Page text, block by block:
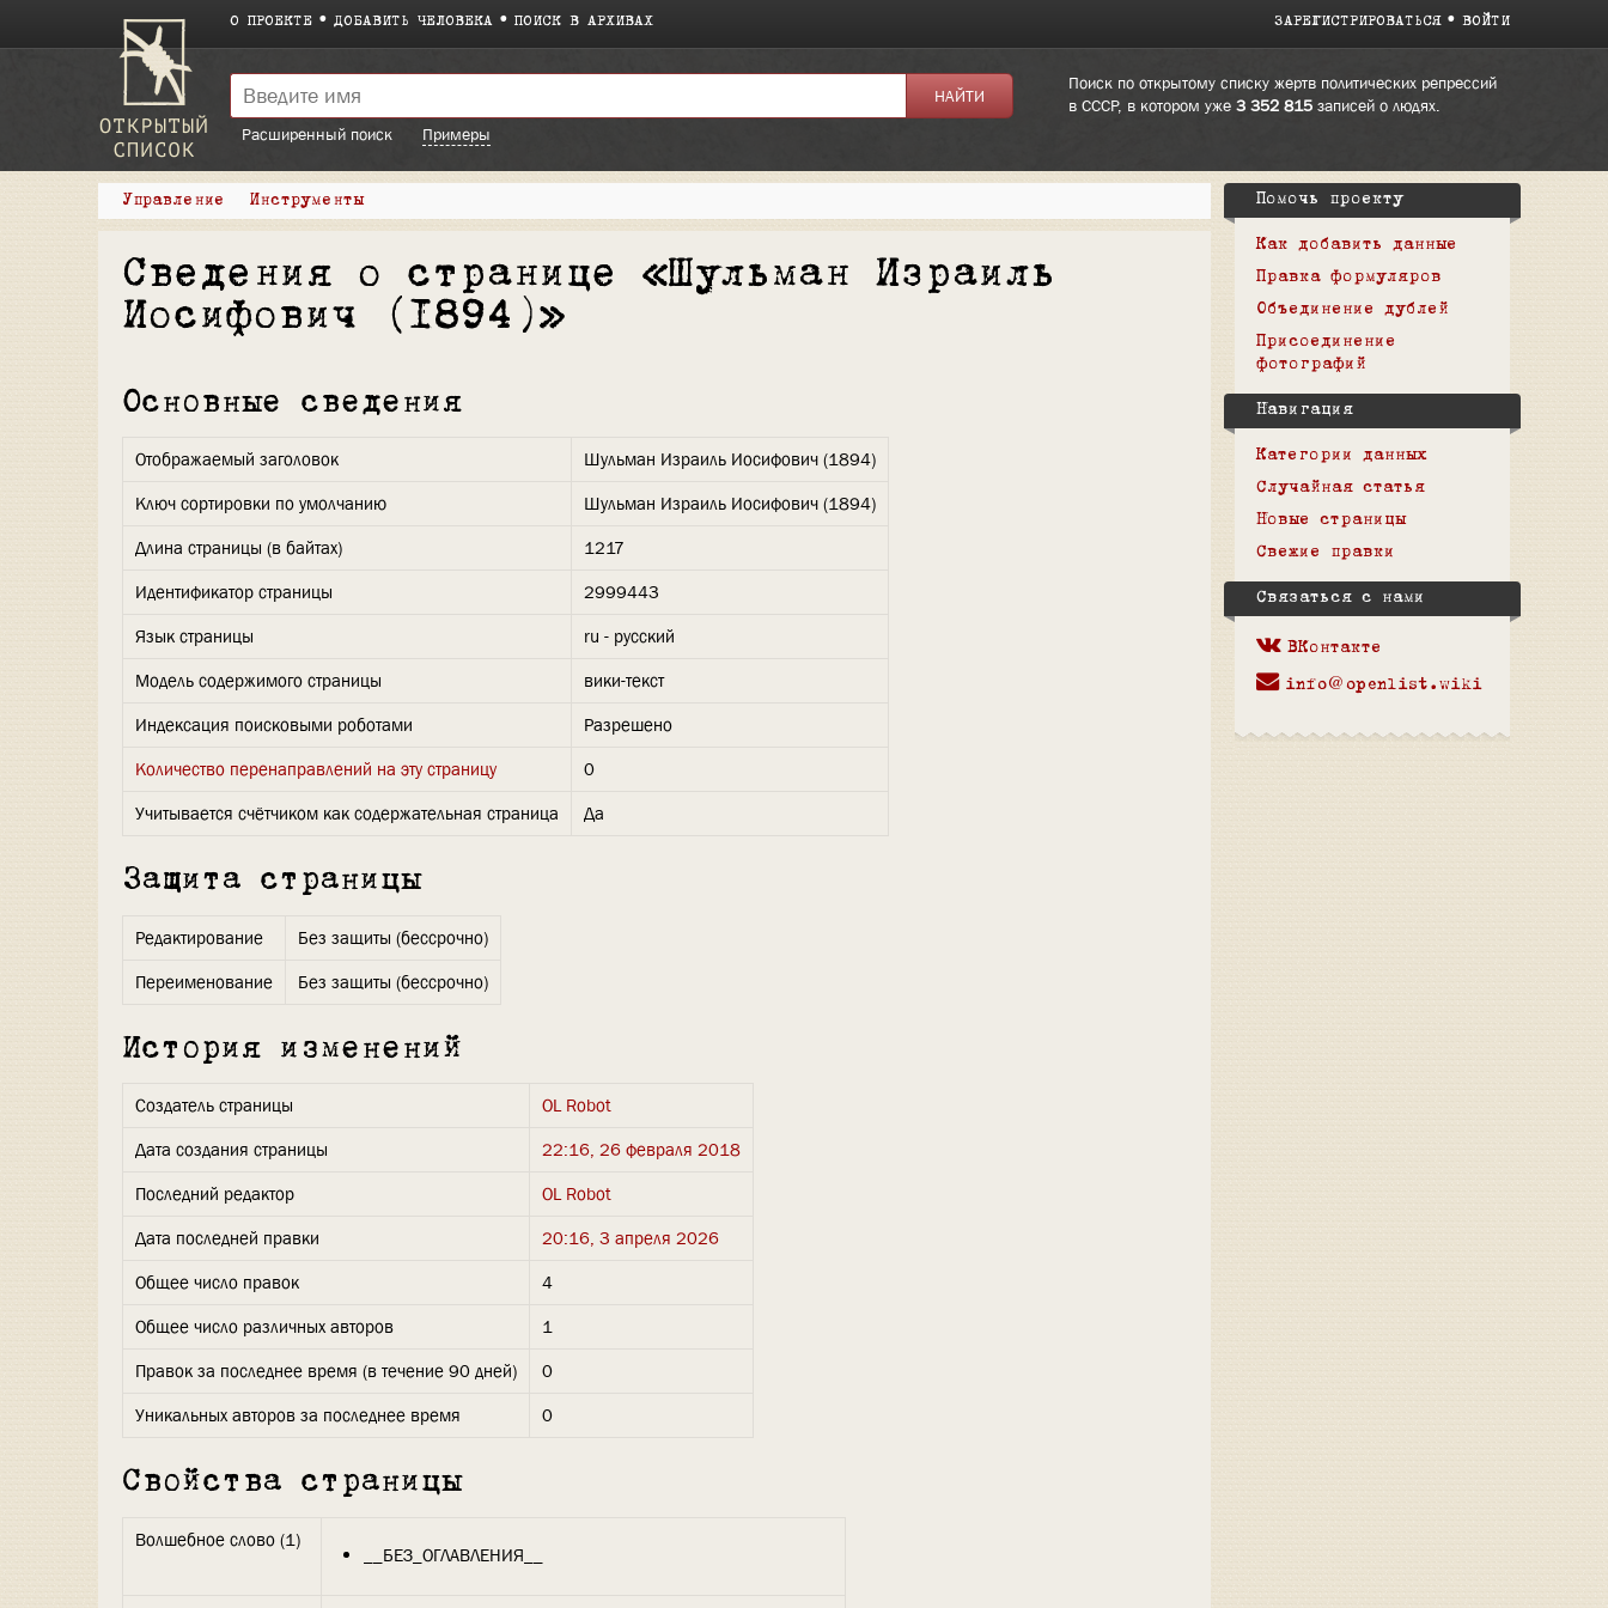
О ПРОЕКТЕ ДОБАВИТЬ ЧЕЛОВЕКА ПОИСК В АРХИВАХ ЗАРЕГИСТРИРОВАТЬСЯ ВОЙТИ
Поиск по открытому списку жертв политических репрессий
в СССР, в котором уже 3 352 815записей о людях.
Расширенный поиск
Примеры
Управление Инструменты
Сведения о странице «Шульман Израиль
Иосифович (1894)»
Основные сведения
Отображаемый заголовок
Шульман Израиль Иосифович (1894)
Ключ сортировки по умолчанию
Шульман Израиль Иосифович (1894)
Длина страницы (в байтах)
1217
Идентификатор страницы
2999443
Язык страницы
ru - русский
Модель содержимого страницы
вики-текст
Индексация поисковыми роботами
Разрешено
Количество перенаправлений на эту страницу
0
Учитывается счётчиком как содержательная страница
Да
Защита страницы
Редактирование
Без защиты (бессрочно)
Переименование
Без защиты (бессрочно)
История изменений
Создатель страницы
OL Robot
Дата создания страницы
22:16, 26 февраля 2018
Последний редактор
OL Robot
Дата последней правки
20:16, 3 апреля 2026
Общее число правок
4
Общее число различных авторов
1
Правок за последнее время (в течение 90 дней)
0
Уникальных авторов за последнее время
0
Свойства страницы
Волшебное слово (1)
__БЕЗ_ОГЛАВЛЕНИЯ__
Помочь проекту
Как добавить данные
Правка формуляров
Объединение дублей
Присоединение
фотографий
Навигация
Категории данных
Случайная статья
Новые страницы
Свежие правки
Связаться с нами
ВКонтакте
info@openlist.wiki